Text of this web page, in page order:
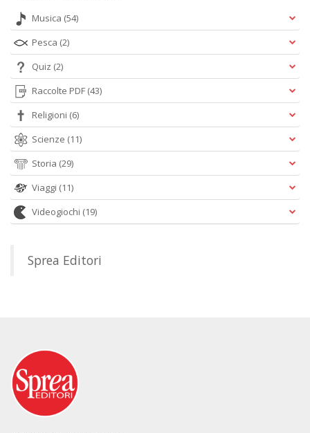
Musica (54)
Pesca (2)
Quiz (2)
Raccolte PDF (43)
Religioni (6)
Scienze (11)
Storia (29)
Viaggi (11)
Videogiochi (19)
Sprea Editori